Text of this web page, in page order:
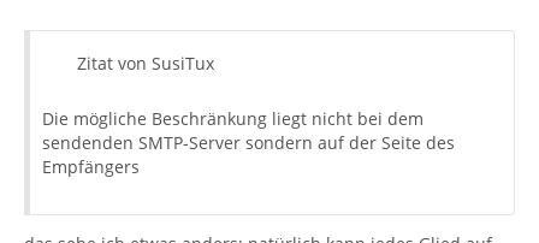
Zitat von SusiTux
Die mögliche Beschränkung liegt nicht bei dem
sendenden SMTP-Server sondern auf der Seite des
Empfängers